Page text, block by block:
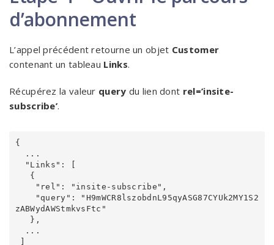
d’abonnement
L’appel précédent retourne un objet Customer
contenant un tableau Links.
Récupérez la valeur query du lien dont rel=’insite-
subscribe’.
{
zABWydAWStmkvsFtc"